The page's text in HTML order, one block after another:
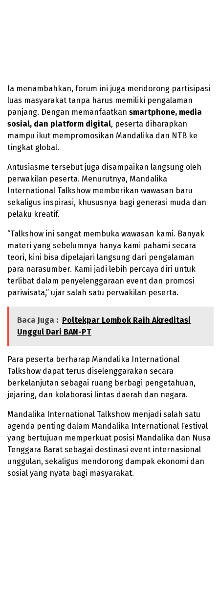
Ia menambahkan, forum ini juga mendorong partisipasi
luas masyarakat tanpa harus memiliki pengalaman
panjang. Dengan memanfaatkan smartphone, media
sosial, dan platform digital, peserta diharapkan
mampu ikut mempromosikan Mandalika dan NTB ke
tingkat global.
Antusiasme tersebut juga disampaikan langsung oleh
perwakilan peserta. Menurutnya, Mandalika
International Talkshow memberikan wawasan baru
sekaligus inspirasi, khususnya bagi generasi muda dan
pelaku kreatif.
“Talkshow ini sangat membuka wawasan kami. Banyak
materi yang sebelumnya hanya kami pahami secara
teori, kini bisa dipelajari langsung dari pengalaman
para narasumber. Kami jadi lebih percaya diri untuk
terlibat dalam penyelenggaraan event dan promosi
pariwisata,” ujar salah satu perwakilan peserta.
Baca Juga : Poltekpar Lombok Raih Akreditasi
Unggul Dari BAN-PT
Para peserta berharap Mandalika International
Talkshow dapat terus diselenggarakan secara
berkelanjutan sebagai ruang berbagi pengetahuan,
jejaring, dan kolaborasi lintas daerah dan negara.
Mandalika International Talkshow menjadi salah satu
agenda penting dalam Mandalika International Festival
yang bertujuan memperkuat posisi Mandalika dan Nusa
Tenggara Barat sebagai destinasi event internasional
unggulan, sekaligus mendorong dampak ekonomi dan
sosial yang nyata bagi masyarakat.